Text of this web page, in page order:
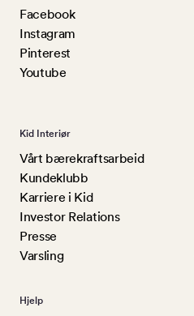
Facebook
Instagram
Pinterest
Youtube
Kid Interiør
Vårt bærekraftsarbeid
Kundeklubb
Karriere i Kid
Investor Relations
Presse
Varsling
Hjelp